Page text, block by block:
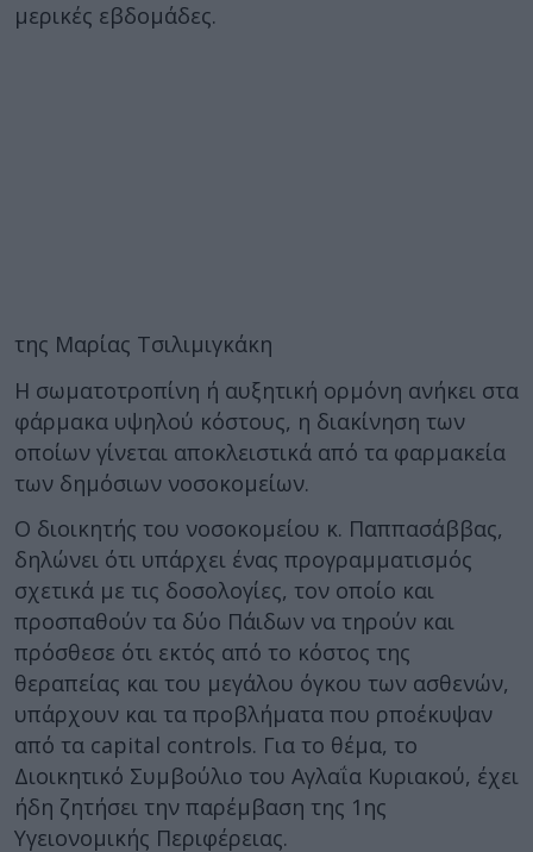
μερικές εβδομάδες.
της Μαρίας Τσιλιμιγκάκη
Η σωματοτροπίνη ή αυξητική ορμόνη ανήκει στα
φάρμακα υψηλού κόστους, η διακίνηση των
οποίων γίνεται αποκλειστικά από τα φαρμακεία
των δημόσιων νοσοκομείων.
Ο διοικητής του νοσοκομείου κ. Παππασάββας,
δηλώνει ότι υπάρχει ένας προγραμματισμός
σχετικά με τις δοσολογίες, τον οποίο και
προσπαθούν τα δύο Πάιδων να τηρούν και
πρόσθεσε ότι εκτός από το κόστος της
θεραπείας και του μεγάλου όγκου των ασθενών,
υπάρχουν και τα προβλήματα που ρποέκυψαν
από τα capital controls. Για το θέμα, το
Διοικητικό Συμβούλιο του Αγλαΐα Κυριακού, έχει
ήδη ζητήσει την παρέμβαση της 1ης
Υγειονομικής Περιφέρειας.